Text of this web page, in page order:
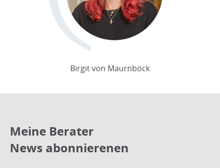
Birgit von Maurnböck
Meine Berater
News abonnierenen